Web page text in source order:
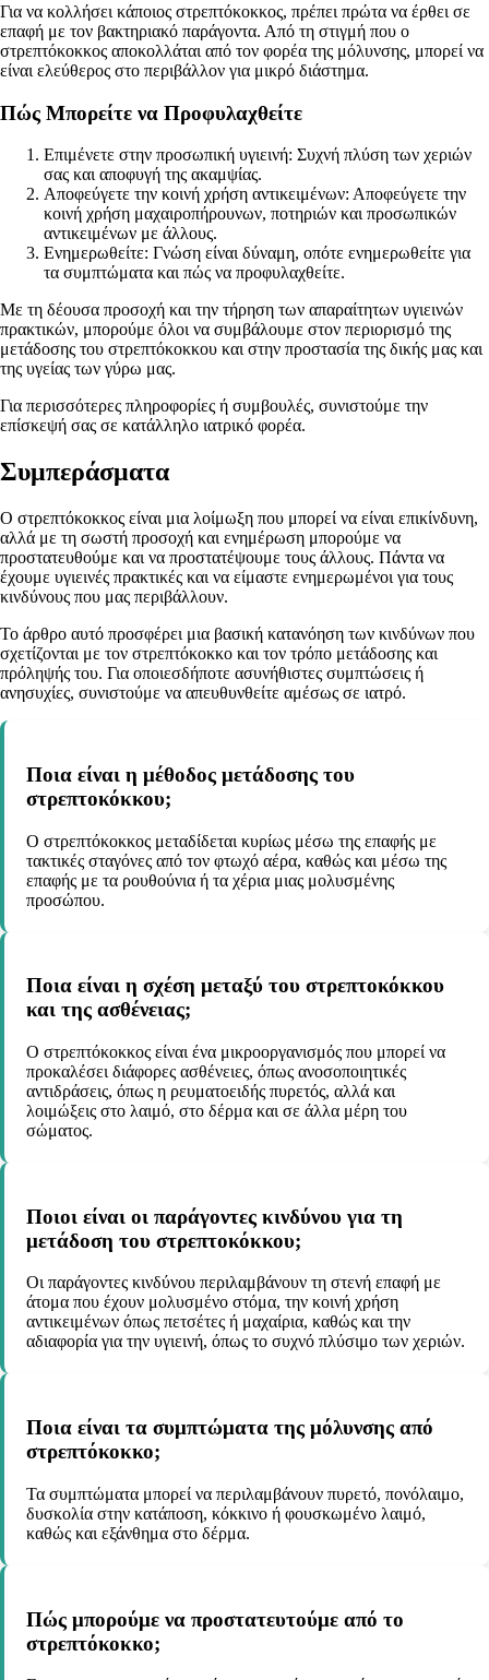
Για να κολλήσει κάποιος στρεπτόκοκκος, πρέπει πρώτα να έρθει σε
επαφή με τον βακτηριακό παράγοντα. Από τη στιγμή που ο
στρεπτόκοκκος αποκολλάται από τον φορέα της μόλυνσης, μπορεί να
είναι ελεύθερος στο περιβάλλον για μικρό διάστημα.
Πώς Μπορείτε να Προφυλαχθείτε
Επιμένετε στην προσωπική υγιεινή: Συχνή πλύση των χεριών
σας και αποφυγή της ακαμψίας.
Αποφεύγετε την κοινή χρήση αντικειμένων: Αποφεύγετε την
κοινή χρήση μαχαιροπήρουνων, ποτηριών και προσωπικών
αντικειμένων με άλλους.
Ενημερωθείτε: Γνώση είναι δύναμη, οπότε ενημερωθείτε για
τα συμπτώματα και πώς να προφυλαχθείτε.
Με τη δέουσα προσοχή και την τήρηση των απαραίτητων υγιεινών
πρακτικών, μπορούμε όλοι να συμβάλουμε στον περιορισμό της
μετάδοσης του στρεπτόκοκκου και στην προστασία της δικής μας και
της υγείας των γύρω μας.
Για περισσότερες πληροφορίες ή συμβουλές, συνιστούμε την
επίσκεψή σας σε κατάλληλο ιατρικό φορέα.
Συμπεράσματα
Ο στρεπτόκοκκος είναι μια λοίμωξη που μπορεί να είναι επικίνδυνη,
αλλά με τη σωστή προσοχή και ενημέρωση μπορούμε να
προστατευθούμε και να προστατέψουμε τους άλλους. Πάντα να
έχουμε υγιεινές πρακτικές και να είμαστε ενημερωμένοι για τους
κινδύνους που μας περιβάλλουν.
Το άρθρο αυτό προσφέρει μια βασική κατανόηση των κινδύνων που
σχετίζονται με τον στρεπτόκοκκο και τον τρόπο μετάδοσης και
πρόληψής του. Για οποιεσδήποτε ασυνήθιστες συμπτώσεις ή
ανησυχίες, συνιστούμε να απευθυνθείτε αμέσως σε ιατρό.
Ποια είναι η μέθοδος μετάδοσης του
στρεπτοκόκκου;
Ο στρεπτόκοκκος μεταδίδεται κυρίως μέσω της επαφής με
τακτικές σταγόνες από τον φτωχό αέρα, καθώς και μέσω της
επαφής με τα ρουθούνια ή τα χέρια μιας μολυσμένης
προσώπου.
Ποια είναι η σχέση μεταξύ του στρεπτοκόκκου
και της ασθένειας;
Ο στρεπτόκοκκος είναι ένα μικροοργανισμός που μπορεί να
προκαλέσει διάφορες ασθένειες, όπως ανοσοποιητικές
αντιδράσεις, όπως η ρευματοειδής πυρετός, αλλά και
λοιμώξεις στο λαιμό, στο δέρμα και σε άλλα μέρη του
σώματος.
Ποιοι είναι οι παράγοντες κινδύνου για τη
μετάδοση του στρεπτοκόκκου;
Οι παράγοντες κινδύνου περιλαμβάνουν τη στενή επαφή με
άτομα που έχουν μολυσμένο στόμα, την κοινή χρήση
αντικειμένων όπως πετσέτες ή μαχαίρια, καθώς και την
αδιαφορία για την υγιεινή, όπως το συχνό πλύσιμο των χεριών.
Ποια είναι τα συμπτώματα της μόλυνσης από
στρεπτόκοκκο;
Τα συμπτώματα μπορεί να περιλαμβάνουν πυρετό, πονόλαιμο,
δυσκολία στην κατάποση, κόκκινο ή φουσκωμένο λαιμό,
καθώς και εξάνθημα στο δέρμα.
Πώς μπορούμε να προστατευτούμε από το
στρεπτόκοκκο;